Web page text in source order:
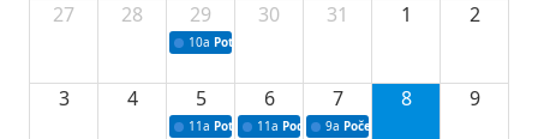
27
28 29
10a Potpisivanje ugovora sa neprofitnim
30 31 1 2
3 4 5
11a Potpisivanje ugovora o stipendijama za
6
11a Podrška razvoju vodne infrastrukture u
7
9a Početak izgradnje nove
8 9